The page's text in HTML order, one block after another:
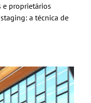
e proprietários
a técnica de